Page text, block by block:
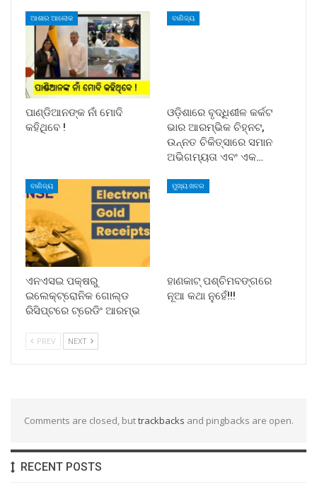
ଆଶାର ଆଲୋକ
ପାଣ୍ଡିଆନଙ୍କ ନାଁ ମୋଦି
କହିଥିବେ !
ବାଣିଜ୍ୟ
ଓଡ଼ିଶାରେ ବୃଦ୍ଧିଶୀଳ କର୍କଟ
ଭାର ଆରମ୍ଭିକ ଚିହ୍ନଟ,
ଉନ୍ନତ ଚିକିତ୍ସାରେ ସମାନ
ଅଭିଗମ୍ୟତା ଏବଂ ଏକ…
ବାଣିଜ୍ୟ
ଏନଏସଇ ପକ୍ଷରୁ
ଇଲେକ୍‌ଟ୍ରୋନିକ ଗୋଲ୍ଡ
ରିସିପ୍ଟରେ ଟ୍ରେଡିଂ ଆରମ୍ଭ
ମୁଖ୍ୟ ଖବର
ହାଣକାଟ୍‌ ପଶ୍ଚିମବଙ୍ଗରେ
ନୂଆ କଥା ନୁହେଁ!!!
PREV NEXT
Comments are closed, buttrackbacks and pingbacks are open.
RECENT POSTS